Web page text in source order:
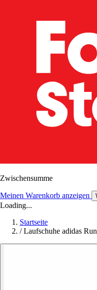
Zwischensumme
Meinen Warenkorb anzeigen
Loading...
Startseite
/ Laufschuhe adidas